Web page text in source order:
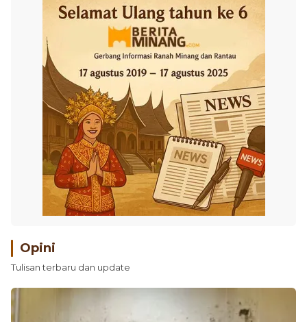
Tulisan terbaru dan update